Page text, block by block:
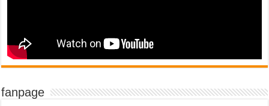
fanpage